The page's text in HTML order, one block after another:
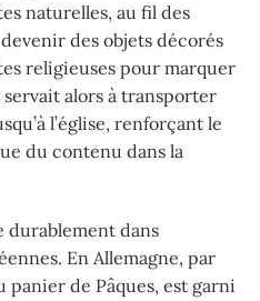
naturelles, au fil des
des objets décorés
religieuses pour marquer
alors à transporter
l’église, renforçant le
du contenu dans la
durablement dans
En Allemagne, par
panier de Pâques, est garni